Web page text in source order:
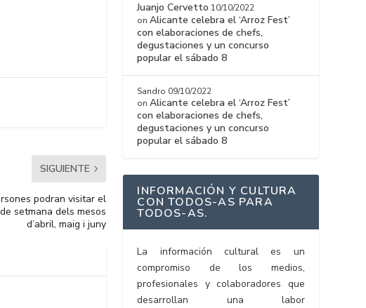
SIGUIENTE
podran visitar el
setmana dels mesos
d’abril, maig i juny
Juanjo Cervetto 10/10/2022
onAlicante celebra el ‘Arroz Fest’
con elaboraciones de chefs,
degustaciones y un concurso
popular el sábado 8
Sandro 09/10/2022
onAlicante celebra el ‘Arroz Fest’
con elaboraciones de chefs,
degustaciones y un concurso
popular el sábado 8
INFORMACIÓN Y CULTURA
CON TODOS-AS PARA
TODOS-AS.
La información cultural es un
compromiso de los medios,
profesionales y colaboradores que
desarrollan una labor